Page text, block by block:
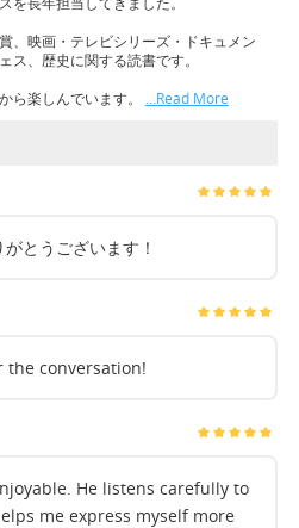
、映画・テレビシリーズ・ドキュメン
ス、歴史に関する読書です。
ら楽しんでいます。 …Read More
とうございます！
the conversation!
He listens carefully to
me express myself more